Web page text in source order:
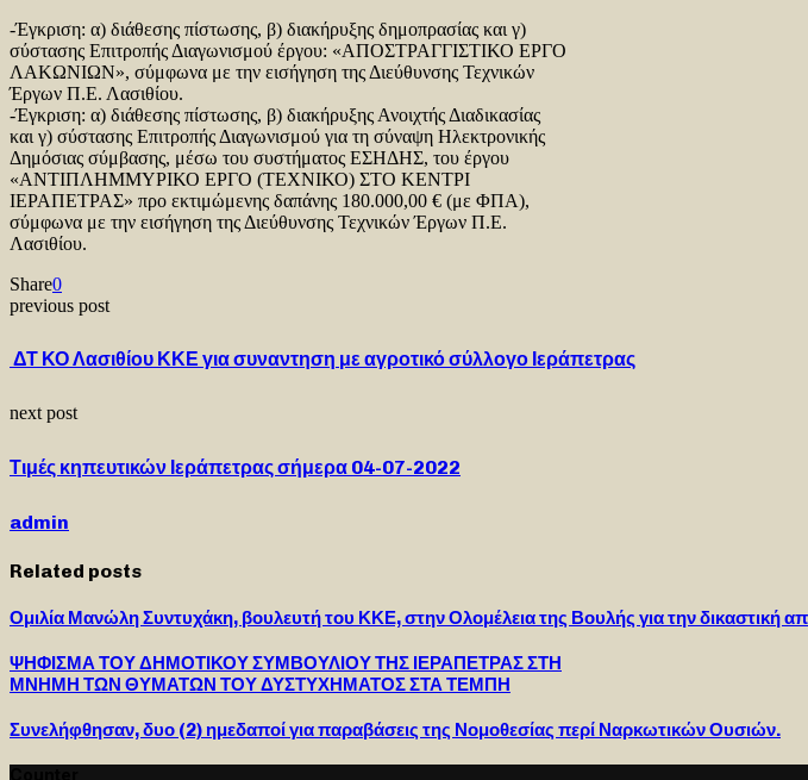
-Έγκριση: α) διάθεσης πίστωσης, β) διακήρυξης δημοπρασίας και γ)
σύστασης Επιτροπής Διαγωνισμού έργου: «ΑΠΟΣΤΡΑΓΓΙΣΤΙΚΟ ΕΡΓΟ
ΛΑΚΩΝΙΩΝ», σύμφωνα με την εισήγηση της Διεύθυνσης Τεχνικών
Έργων Π.Ε. Λασιθίου.
-Έγκριση: α) διάθεσης πίστωσης, β) διακήρυξης Ανοιχτής Διαδικασίας
και γ) σύστασης Επιτροπής Διαγωνισμού για τη σύναψη Ηλεκτρονικής
Δημόσιας σύμβασης, μέσω του συστήματος ΕΣΗΔΗΣ, του έργου
«ΑΝΤΙΠΛΗΜΜΥΡΙΚΟ ΕΡΓΟ (ΤΕΧΝΙΚΟ) ΣΤΟ ΚΕΝΤΡΙ
ΙΕΡΑΠΕΤΡΑΣ» προ εκτιμώμενης δαπάνης 180.000,00 € (με ΦΠΑ),
σύμφωνα με την εισήγηση της Διεύθυνσης Τεχνικών Έργων Π.Ε.
Λασιθίου.
Share0
previous post
ΔΤ ΚΟ Λασιθίου ΚΚΕ για συναντηση με αγροτικό σύλλογο Ιεράπετρας
next post
Τιμές κηπευτικών Ιεράπετρας σήμερα 04-07-2022
admin
Related posts
Ομιλία Μανώλη Συντυχάκη, βουλευτή του ΚΚΕ, στην Ολομέλεια της Βουλής για την δικαστική
ΨΗΦΙΣΜΑ ΤΟΥ ΔΗΜΟΤΙΚΟΥ ΣΥΜΒΟΥΛΙΟΥ ΤΗΣ ΙΕΡΑΠΕΤΡΑΣ ΣΤΗ
ΜΝΗΜΗ ΤΩΝ ΘΥΜΑΤΩΝ ΤΟΥ ΔΥΣΤΥΧΗΜΑΤΟΣ ΣΤΑ ΤΕΜΠΗ
Συνελήφθησαν, δυο (2) ημεδαποί για παραβάσεις της Νομοθεσίας περί Ναρκωτικών Ουσιών.